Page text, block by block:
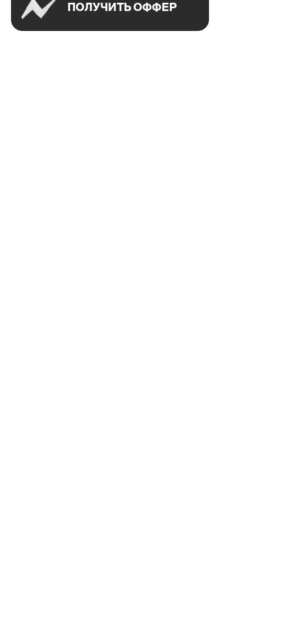
ПОЛУЧИТЬ ОФФЕР